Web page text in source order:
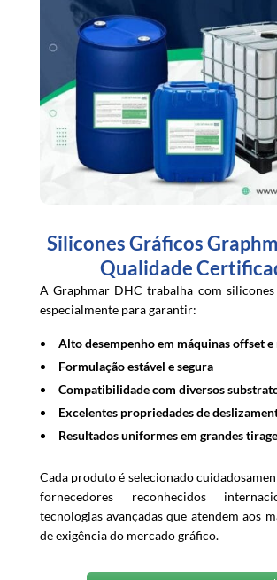
Silicones Gráficos
Qualidade
A Graphmar DHC trabalha com silicones
especialmente para garantir:
Alto desempenho em máquinas offset
Formulação estável e segura
Compatibilidade com diversos
Excelentes propriedades de
Resultados uniformes em grandes
Cada produto é selecionado
fornecedores reconhecidos
tecnologias avançadas que atendem aos
de exigência do mercado gráfico.